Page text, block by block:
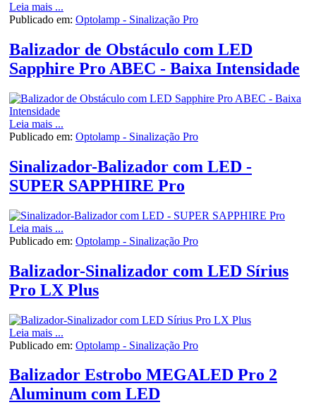
Leia mais ...
Publicado em: Optolamp - Sinalização Pro
Balizador de Obstáculo com LED
Sapphire Pro ABEC - Baixa Intensidade
Leia mais ...
Publicado em: Optolamp - Sinalização Pro
Sinalizador-Balizador com LED -
SUPER SAPPHIRE Pro
Leia mais ...
Publicado em: Optolamp - Sinalização Pro
Balizador-Sinalizador com LED Sírius
Pro LX Plus
Leia mais ...
Publicado em: Optolamp - Sinalização Pro
Balizador Estrobo MEGALED Pro 2
Aluminum com LED